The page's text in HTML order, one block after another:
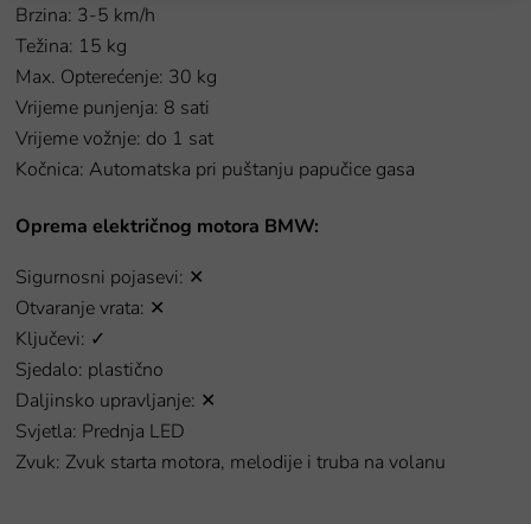
Brzina: 3-5 km/h
Težina: 15 kg
Max. Opterećenje: 30 kg
Vrijeme punjenja: 8 sati
Vrijeme vožnje: do 1 sat
Kočnica: Automatska pri puštanju papučice gasa
Oprema električnog motora BMW:
Sigurnosni pojasevi: ✕
Otvaranje vrata: ✕
Ključevi: ✓
Sjedalo: plastično
Daljinsko upravljanje: ✕
Svjetla: Prednja LED
Zvuk: Zvuk starta motora, melodije i truba na volanu